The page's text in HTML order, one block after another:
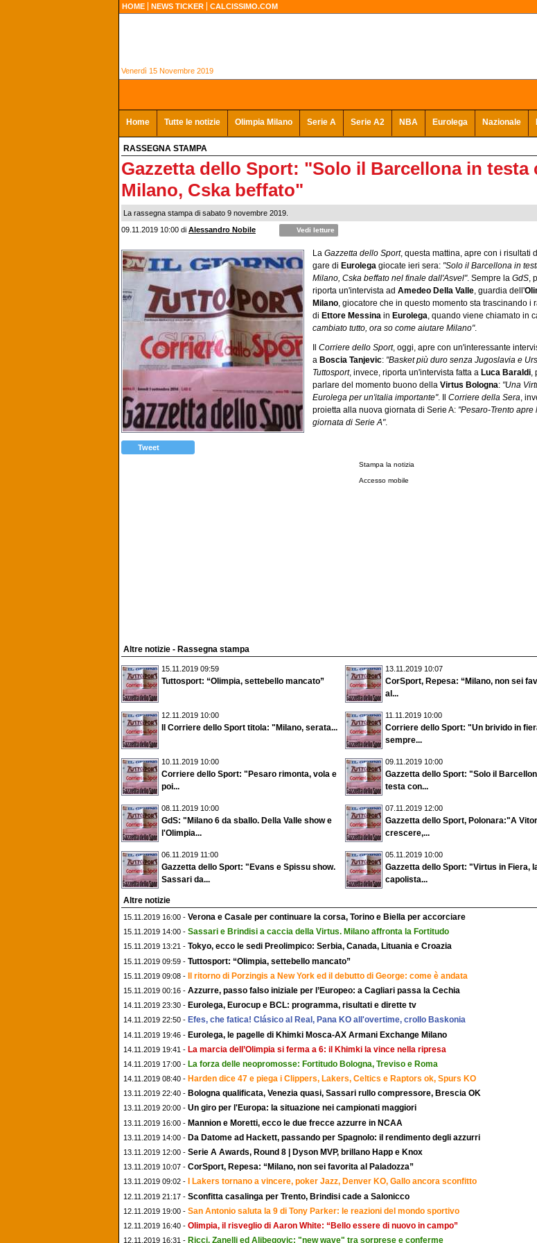
HOME NEWS TICKER CALCISSIMO.COM
Venerdì 15 Novembre 2019
Home Tutte le notizie Olimpia Milano Serie A Serie A2 NBA Eurolega Nazionale
RASSEGNA STAMPA
Gazzetta dello Sport: "Solo il Barcellona in testa
Milano, Cska beffato"
La rassegna stampa di sabato 9 novembre 2019.
09.11.2019 10:00 di Alessandro Nobile Vedi letture
La Gazzetta dello Sport, questa mattina, apre con i risultati
gare di Eurolega giocate ieri sera: "Solo il Barcellona in
Milano, Cska beffato nel finale dall'Asvel". Sempre la GdS,
riporta un'intervista ad Amedeo Della Valle, guardia dell'
Milano, giocatore che in questo momento sta trascinando i
di Ettore Messina in Eurolega, quando viene chiamato in
cambiato tutto, ora so come aiutare Milano".
Corriere dello Sport, oggi, apre con un'interessante
a Boscia Tanjevic: "Basket più duro senza Jugoslavia e
Tuttosport, invece, riporta un'intervista fatta a Luca Baraldi,
parlare del momento buono della Virtus Bologna: "Una
Eurolega per un'italia importante". Il Corriere della Sera,
proietta alla nuova giornata di Serie A: "Pesaro-Trento apre
giornata di Serie A".
Tweet
Stampa la notizia
Accesso mobile
Altre notizie - Rassegna stampa
15.11.2019 09:59
Tuttosport: “Olimpia, settebello mancato”
13.11.2019 10:07
CorSport, Repesa: “Milano, non sei
al...
12.11.2019 10:00
Il Corriere dello Sport titola: "Milano, serata...
11.11.2019 10:00
Corriere dello Sport: "Un brivido in
sempre...
10.11.2019 10:00
Corriere dello Sport: "Pesaro rimonta, vola e
poi...
09.11.2019 10:00
Gazzetta dello Sport: "Solo il
testa con...
08.11.2019 10:00
GdS: "Milano 6 da sballo. Della Valle show e
l'Olimpia...
07.11.2019 12:00
Gazzetta dello Sport, Polonara:"A
crescere,...
06.11.2019 11:00
Gazzetta dello Sport: "Evans e Spissu show.
Sassari da...
05.11.2019 10:00
Gazzetta dello Sport: "Virtus in Fiera,
capolista...
Altre notizie
15.11.2019 16:00 - Verona e Casale per continuare la corsa, Torino e Biella per accorciare
15.11.2019 14:00 - Sassari e Brindisi a caccia della Virtus. Milano affronta la Fortitudo
15.11.2019 13:21 - Tokyo, ecco le sedi Preolimpico: Serbia, Canada, Lituania e Croazia
15.11.2019 09:59 - Tuttosport: “Olimpia, settebello mancato”
15.11.2019 09:08 - Il ritorno di Porzingis a New York ed il debutto di George: come è andata
15.11.2019 00:16 - Azzurre, passo falso iniziale per l’Europeo: a Cagliari passa la Cechia
14.11.2019 23:30 - Eurolega, Eurocup e BCL: programma, risultati e dirette tv
14.11.2019 22:50 - Efes, che fatica! Clásico al Real, Pana KO all'overtime, crollo Baskonia
14.11.2019 19:46 - Eurolega, le pagelle di Khimki Mosca-AX Armani Exchange Milano
14.11.2019 19:41 - La marcia dell’Olimpia si ferma a 6: il Khimki la vince nella ripresa
14.11.2019 17:00 - La forza delle neopromosse: Fortitudo Bologna, Treviso e Roma
14.11.2019 08:40 - Harden dice 47 e piega i Clippers, Lakers, Celtics e Raptors ok, Spurs KO
13.11.2019 22:40 - Bologna qualificata, Venezia quasi, Sassari rullo compressore, Brescia OK
13.11.2019 20:00 - Un giro per l'Europa: la situazione nei campionati maggiori
13.11.2019 16:00 - Mannion e Moretti, ecco le due frecce azzurre in NCAA
13.11.2019 14:00 - Da Datome ad Hackett, passando per Spagnolo: il rendimento degli azzurri
13.11.2019 12:00 - Serie A Awards, Round 8 | Dyson MVP, brillano Happ e Knox
13.11.2019 10:07 - CorSport, Repesa: “Milano, non sei favorita al Paladozza”
13.11.2019 09:02 - I Lakers tornano a vincere, poker Jazz, Denver KO, Gallo ancora sconfitto
12.11.2019 21:17 - Sconfitta casalinga per Trento, Brindisi cade a Salonicco
12.11.2019 19:00 - San Antonio saluta la 9 di Tony Parker: le reazioni del mondo sportivo
12.11.2019 16:40 - Olimpia, il risveglio di Aaron White: “Bello essere di nuovo in campo”
12.11.2019 16:31 - Ricci, Zanelli ed Alibegovic: "new wave" tra sorprese e conferme